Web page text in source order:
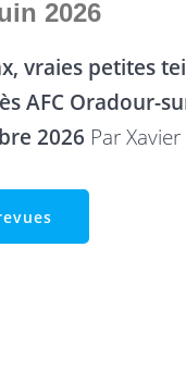
2026
vraies petites
AFC Oradour-
2026 Par